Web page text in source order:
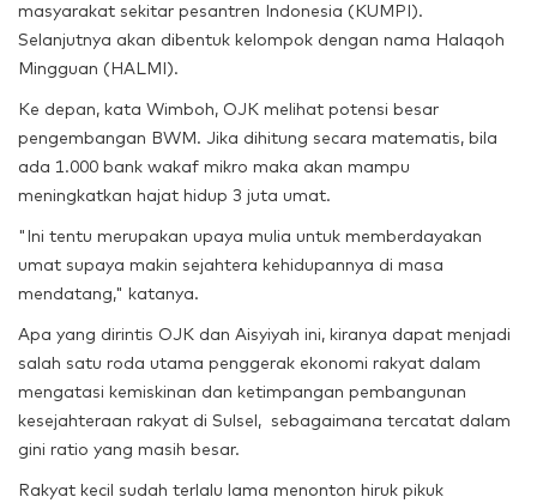
masyarakat sekitar pesantren Indonesia (KUMPI).
Selanjutnya akan dibentuk kelompok dengan nama Halaqoh
Mingguan (HALMI).
Ke depan, kata Wimboh, OJK melihat potensi besar
pengembangan BWM. Jika dihitung secara matematis, bila
ada 1.000 bank wakaf mikro maka akan mampu
meningkatkan hajat hidup 3 juta umat.
"Ini tentu merupakan upaya mulia untuk memberdayakan
umat supaya makin sejahtera kehidupannya di masa
mendatang," katanya.
Apa yang dirintis OJK dan Aisyiyah ini, kiranya dapat menjadi
salah satu roda utama penggerak ekonomi rakyat dalam
mengatasi kemiskinan dan ketimpangan pembangunan
kesejahteraan rakyat di Sulsel, sebagaimana tercatat dalam
gini ratio yang masih besar.
Rakyat kecil sudah terlalu lama menonton hiruk pikuk